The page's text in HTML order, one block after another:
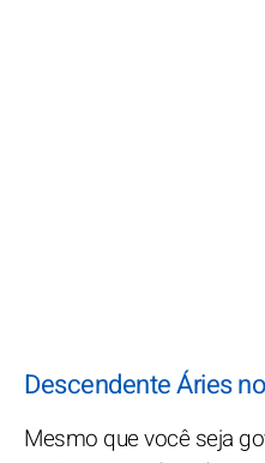
Descendente Áries
Mesmo que você seja